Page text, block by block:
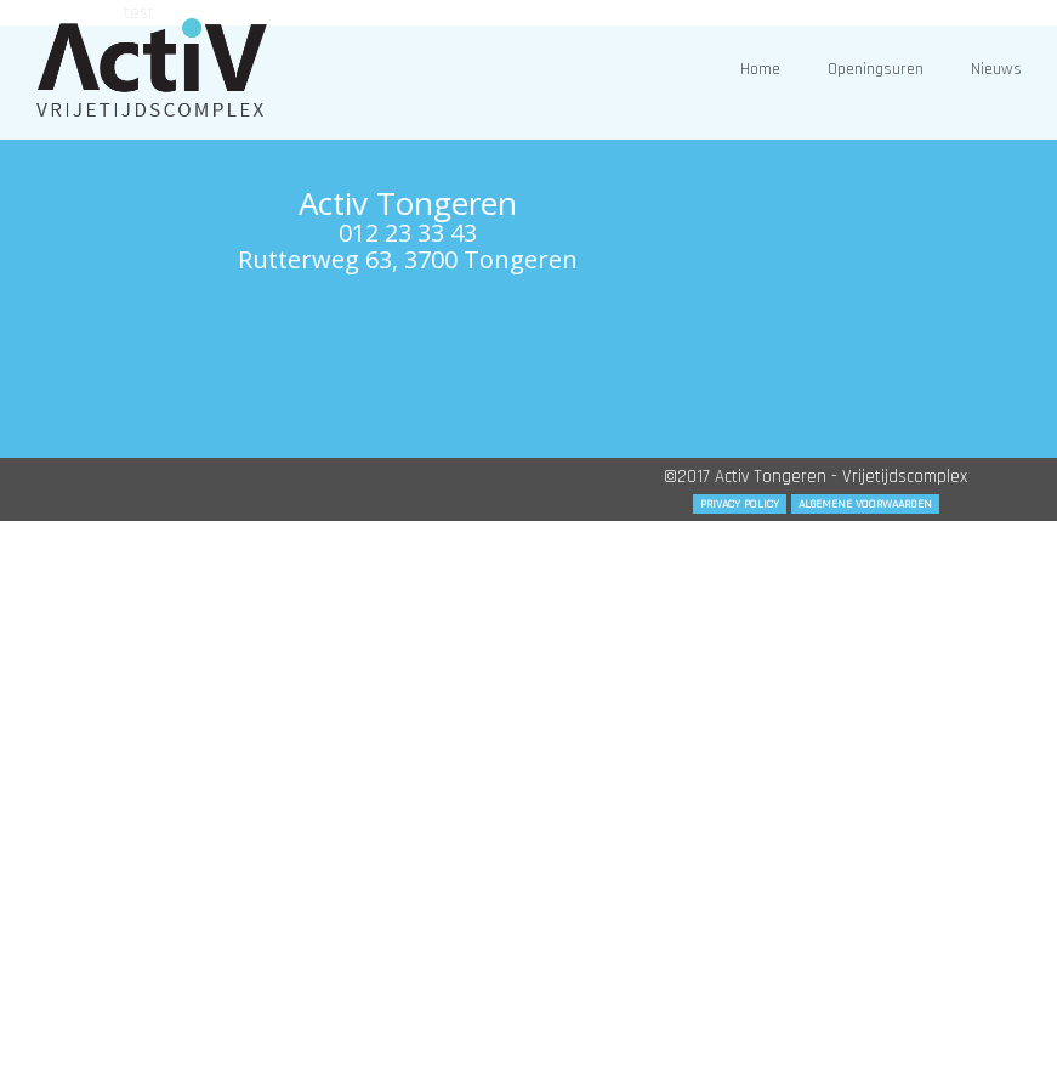
Home Openingsuren Nieuws
Activ Tongeren
012 23 33 43
Rutterweg 63, 3700 Tongeren
©2017 Activ Tongeren - Vrijetijdscomplex
PRIVACY POLICY ALGEMENE VOORWAARDEN